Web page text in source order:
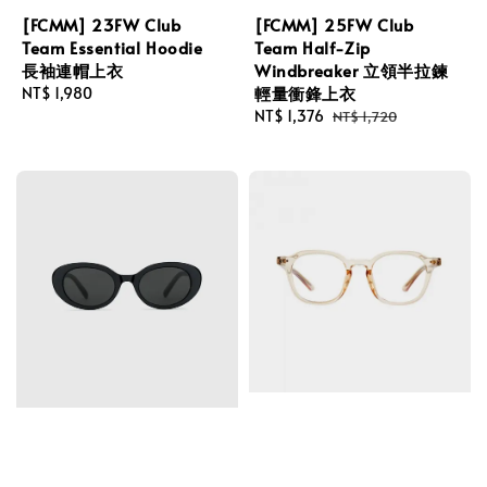
[FCMM] 23FW Club
Team Essential Hoodie
長袖連帽上衣
Regular
NT$ 1,980
[FCMM] 25FW Club
Team Half-Zip
Windbreaker 立領半拉鍊
輕量衝鋒上衣
Sale
NT$ 1,376 Regular
NT$ 1,720